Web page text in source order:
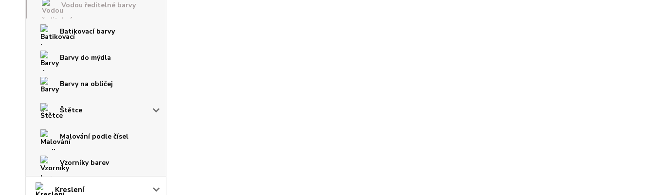
Vodou ředitelné barvy
Batikovací barvy
Barvy do mýdla
Barvy na obličej
Štětce
Malování podle čísel
Vzorníky barev
Kreslení